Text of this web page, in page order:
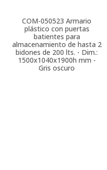
COM-050523 Armario
plástico con puertas
batientes para
almacenamiento de hasta 2
bidones de 200 lts. - Dim.:
1500x1040x1900h mm -
Gris oscuro